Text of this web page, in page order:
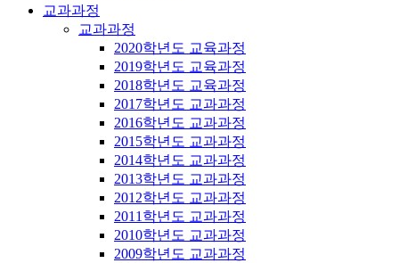
교과과정
교과과정
2020학년도 교육과정
2019학년도 교육과정
2018학년도 교육과정
2017학년도 교과과정
2016학년도 교과과정
2015학년도 교과과정
2014학년도 교과과정
2013학년도 교과과정
2012학년도 교과과정
2011학년도 교과과정
2010학년도 교과과정
2009학년도 교과과정